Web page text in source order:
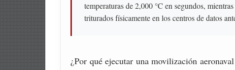
temperaturas de 2,000 °C en segundos,
triturados físicamente en los centros de datos
¿Por qué ejecutar una movilización